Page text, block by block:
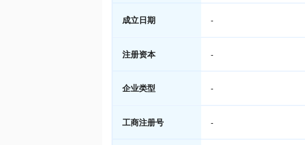
成立日期 -
注册资本 -
企业类型 -
工商注册号 -